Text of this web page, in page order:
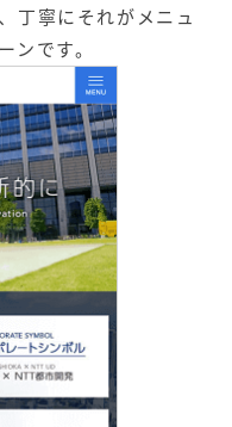
丁寧にそれがメニュ
ンです。